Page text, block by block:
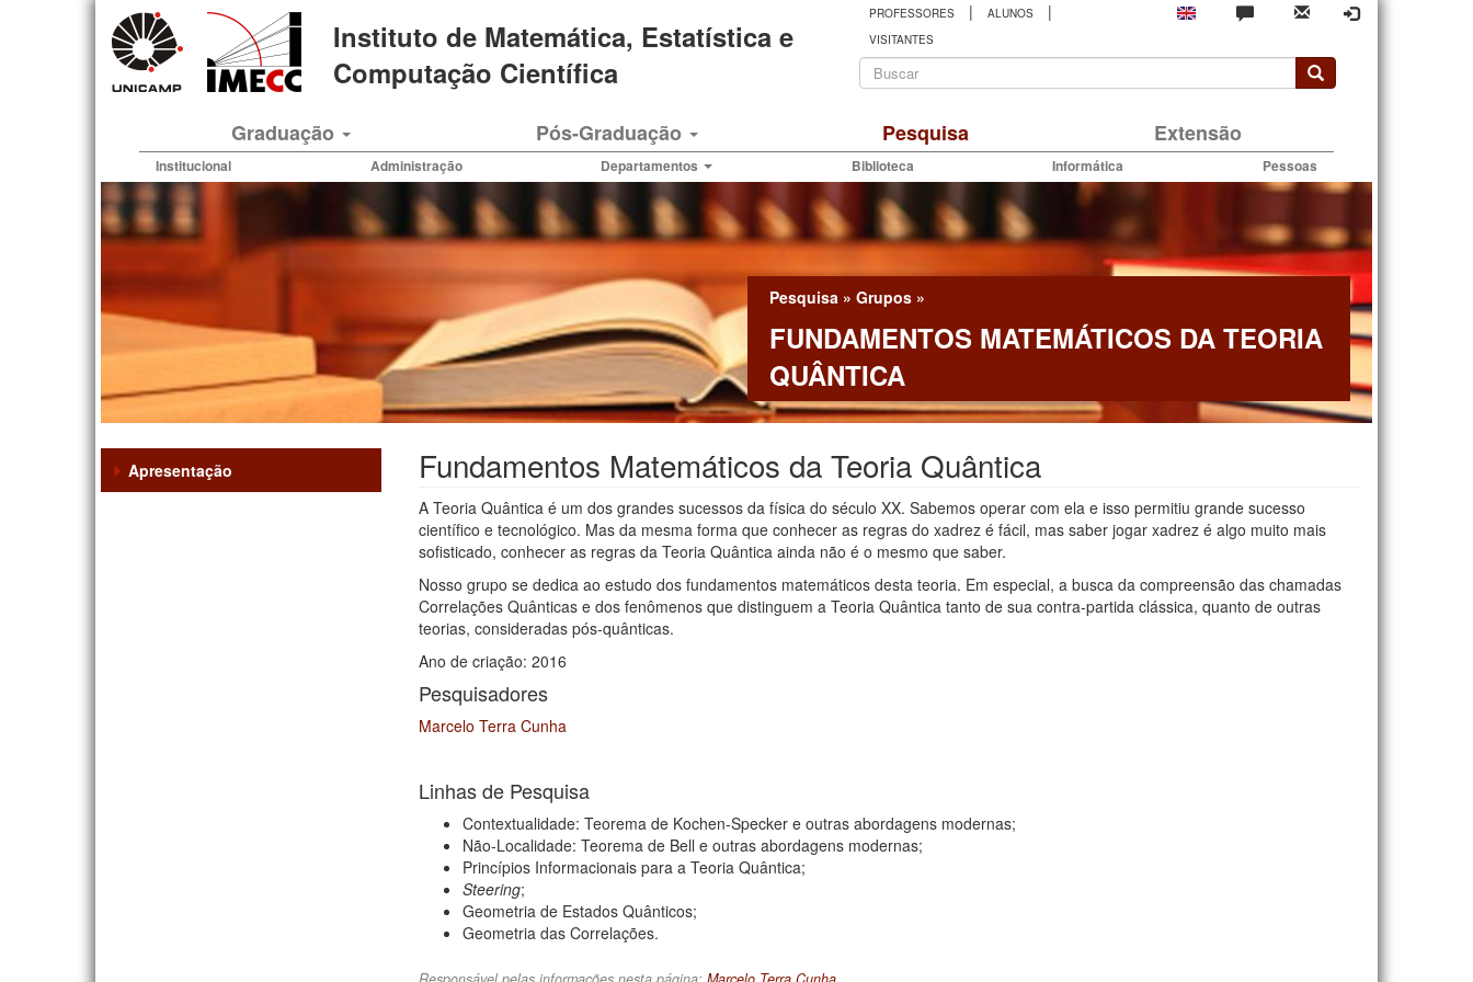
Instituto de Matemática, Estatística e
Computação Científica
PROFESSORES | ALUNOS |
VISITANTES
Formulário
busca
Graduação Pós-Graduação Pesquisa Extensão
Institucional Administração Departamentos Biblioteca Informática Pessoas
Pesquisa » Grupos »
FUNDAMENTOS MATEMÁTICOS DA TEORIA
QUÂNTICA
Apresentação Fundamentos Matemáticos da Teoria Quântica
A Teoria Quântica é um dos grandes sucessos da física do século XX. Sabemos operar com ela e isso permitiu grande sucesso
científico e tecnológico. Mas da mesma forma que conhecer as regras do xadrez é fácil, mas saber jogar xadrez é algo muito mais
sofisticado, conhecer as regras da Teoria Quântica ainda não é o mesmo que saber.
Nosso grupo se dedica ao estudo dos fundamentos matemáticos desta teoria. Em especial, a busca da compreensão das chamadas
Correlações Quânticas e dos fenômenos que distinguem a Teoria Quântica tanto de sua contra-partida clássica, quanto de outras
teorias, consideradas pós-quânticas.
Ano de criação: 2016
Pesquisadores
Marcelo Terra Cunha
Linhas de Pesquisa
Contextualidade: Teorema de Kochen-Specker e outras abordagens modernas;
Não-Localidade: Teorema de Bell e outras abordagens modernas;
Princípios Informacionais para a Teoria Quântica;
Steering;
Geometria de Estados Quânticos;
Geometria das Correlações.